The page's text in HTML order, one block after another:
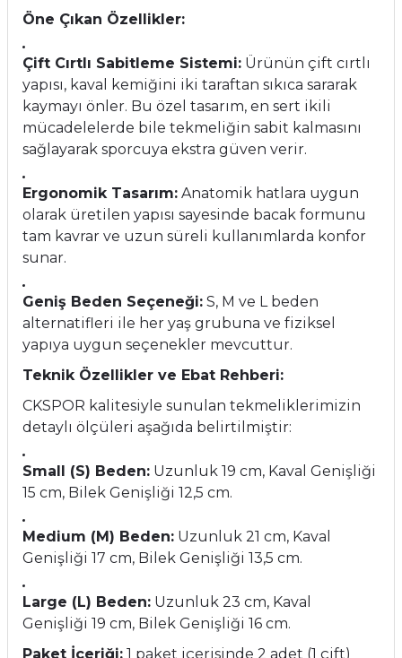
Öne Çıkan Özellikler:
Çift Cırtlı Sabitleme Sistemi: Ürünün çift cırtlı
yapısı, kaval kemiğini iki taraftan sıkıca sararak
kaymayı önler. Bu özel tasarım, en sert ikili
mücadelelerde bile tekmeliğin sabit kalmasını
sağlayarak sporcuya ekstra güven verir.
Ergonomik Tasarım: Anatomik hatlara uygun
olarak üretilen yapısı sayesinde bacak formunu
tam kavrar ve uzun süreli kullanımlarda konfor
sunar.
Geniş Beden Seçeneği: S, M ve L beden
alternatifleri ile her yaş grubuna ve fiziksel
yapıya uygun seçenekler mevcuttur.
Teknik Özellikler ve Ebat Rehberi:
CKSPOR kalitesiyle sunulan tekmeliklerimizin
detaylı ölçüleri aşağıda belirtilmiştir:
Small (S) Beden: Uzunluk 19 cm, Kaval Genişliği
15 cm, Bilek Genişliği 12,5 cm.
Medium (M) Beden: Uzunluk 21 cm, Kaval
Genişliği 17 cm, Bilek Genişliği 13,5 cm.
Large (L) Beden: Uzunluk 23 cm, Kaval
Genişliği 19 cm, Bilek Genişliği 16 cm.
Paket İçeriği: 1 paket içerisinde 2 adet (1 çift)